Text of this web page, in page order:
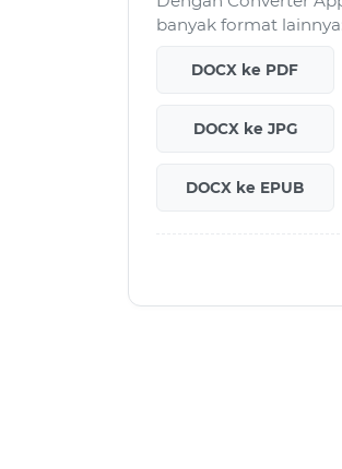
banyak format
DOCX ke PDF
DOCX ke JPG
DOCX ke EPUB